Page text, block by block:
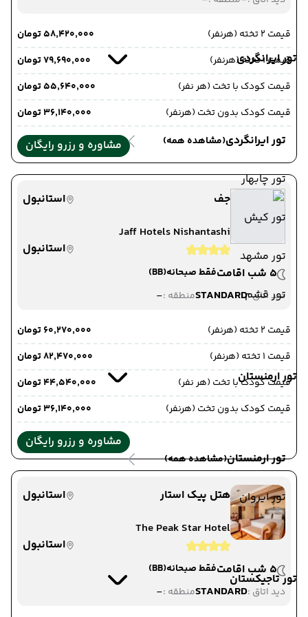
تور ایرانگردی
تور ایرانگردی(مشاهده همه)
تور چابهار
تور کیش
تور مشهد
تور قشم
تور ارمنستان
تور ارمنستان(مشاهده همه)
تور ایروان
تور تاجیکستان
قیمت 2 تخته (هرنفر)
۵۸٬۴۲۰٬۰۰۰ تومان
قیمت 1 تخته (هرنفر)
۷۹٬۶۹۰٬۰۰۰ تومان
قیمت کودک با تخت (هر نفر)
۵۵٬۶۴۰٬۰۰۰ تومان
قیمت کودک بدون تخت (هرنفر)
۳۶٬۱۴۰٬۰۰۰ تومان
مشاوره و رزرو رایگان
جف
استانبول
Jaff Hotels Nishantashi
استانبول
5 شب اقامت
فقط صبحانه(BB)
دید اتاق :STANDARDمنطقه :-
قیمت 2 تخته (هرنفر)
۶۰٬۲۷۰٬۰۰۰ تومان
قیمت 1 تخته (هرنفر)
۸۲٬۴۷۰٬۰۰۰ تومان
قیمت کودک با تخت (هر نفر)
۴۴٬۵۴۰٬۰۰۰ تومان
قیمت کودک بدون تخت (هرنفر)
۳۶٬۱۴۰٬۰۰۰ تومان
مشاوره و رزرو رایگان
هتل پیک استار
استانبول
The Peak Star Hotel
استانبول
5 شب اقامت
فقط صبحانه(BB)
دید اتاق :STANDARDمنطقه :-